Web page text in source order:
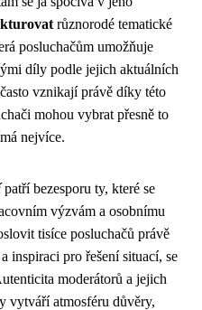
různorodé tematické
posluchačům umožňuje
díly podle jejich aktuálních
vznikají právě díky této
mohou vybrat přesně to
nejvíce.
patří bezesporu ty, které se
výzvám a osobnímu
tisíce posluchačů právě
inspiraci pro řešení situací, se
moderátorů a jejich
vytváří atmosféru důvěry,